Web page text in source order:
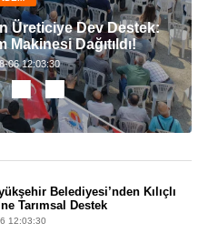
Üreticiye Dev Destek:
Makinesi Dağıtıldı!
06 12:03:30
Belediyesi’nden Kılıçlı
Tarımsal Destek
12:03:30